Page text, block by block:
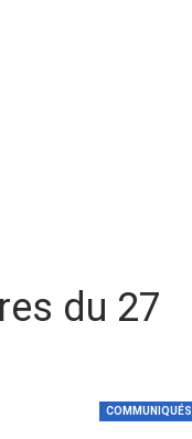
du 27
COMMUNIQUÉS